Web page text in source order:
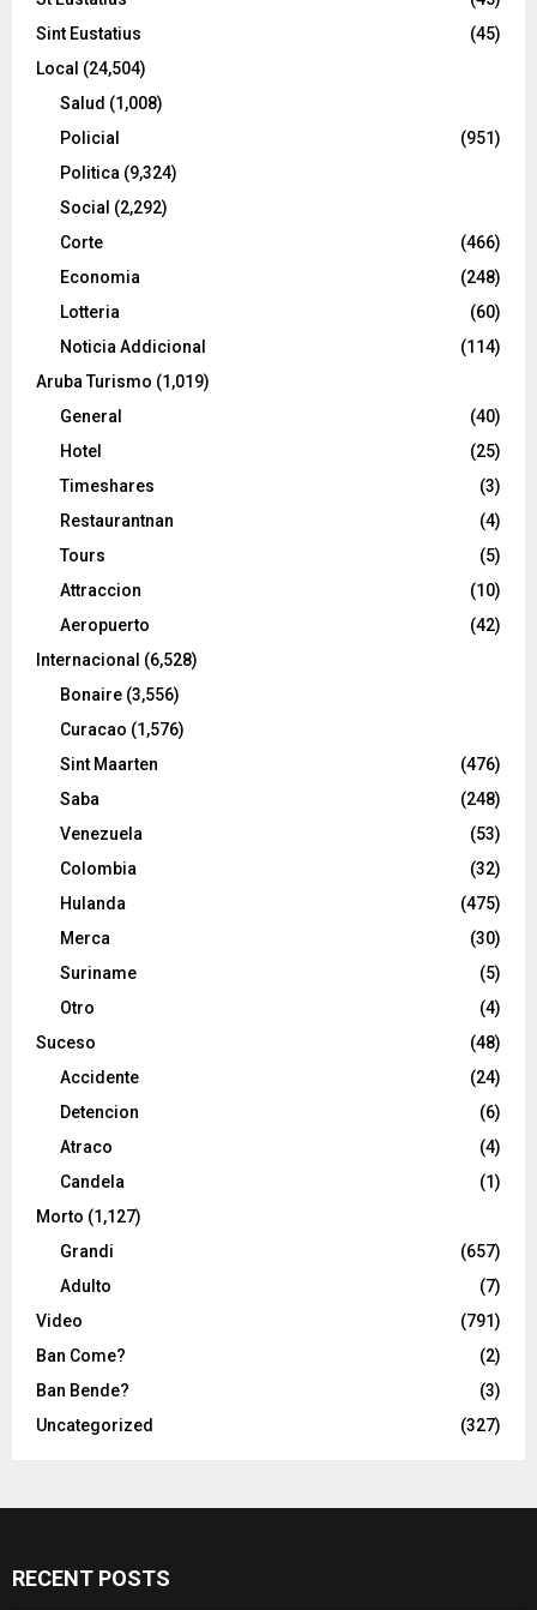
Sint Eustatius
(45)
Local (24,504)
Salud (1,008)
Policial
(951)
Politica (9,324)
Social (2,292)
Corte
(466)
Economia
(248)
Lotteria
(60)
Noticia Addicional
(114)
Aruba Turismo (1,019)
General
(40)
Hotel
(25)
Timeshares
(3)
Restaurantnan
(4)
Tours
(5)
Attraccion
(10)
Aeropuerto
(42)
Internacional (6,528)
Bonaire (3,556)
Curacao (1,576)
Sint Maarten
(476)
Saba
(248)
Venezuela
(53)
Colombia
(32)
Hulanda
(475)
Merca
(30)
Suriname
(5)
Otro
(4)
Suceso
(48)
Accidente
(24)
Detencion
(6)
Atraco
(4)
Candela
(1)
Morto (1,127)
Grandi
(657)
Adulto
(7)
Video
(791)
Ban Come?
(2)
Ban Bende?
(3)
Uncategorized
(327)
RECENT POSTS